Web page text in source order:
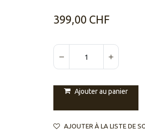
399,00 CHF
Ajouter au panier
AJOUTER À LA LISTE DE